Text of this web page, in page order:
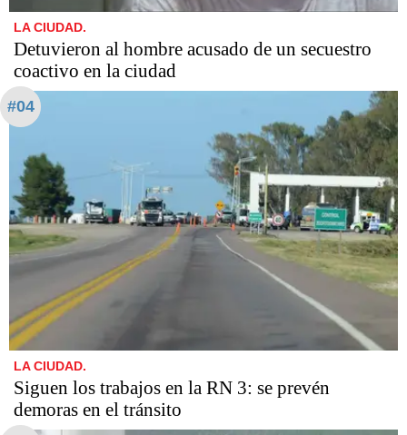
LA CIUDAD.
Detuvieron al hombre acusado de un secuestro
coactivo en la ciudad
#04
LA CIUDAD.
Siguen los trabajos en la RN 3: se prevén
demoras en el tránsito